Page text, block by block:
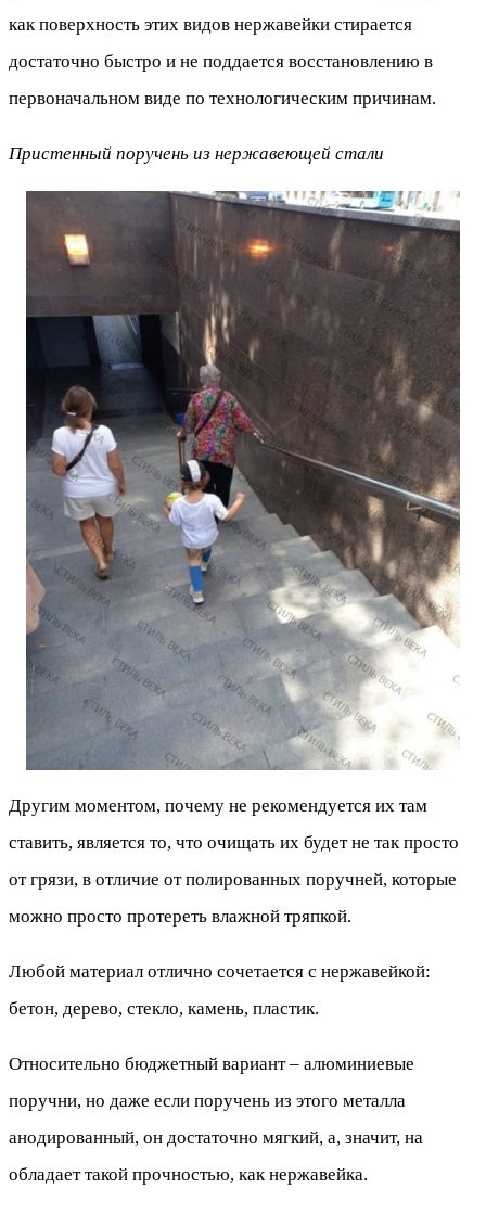
как поверхность этих видов нержавейки стирается
достаточно быстро и не поддается восстановлению в
первоначальном виде по технологическим причинам.
Пристенный поручень из нержавеющей стали
Другим моментом, почему не рекомендуется их там
ставить, является то, что очищать их будет не так просто
от грязи, в отличие от полированных поручней, которые
можно просто протереть влажной тряпкой.
Любой материал отлично сочетается с нержавейкой:
бетон, дерево, стекло, камень, пластик.
Относительно бюджетный вариант – алюминиевые
поручни, но даже если поручень из этого металла
анодированный, он достаточно мягкий, а, значит, на
обладает такой прочностью, как нержавейка.